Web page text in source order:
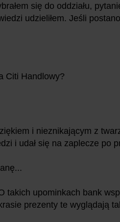
się do oddziału,
udzieliłem. Jeśli
Citi Handlowy?
i nieznikającym z
i udał się na zaplecze po
takich upominkach bank
prezenty te wyglądają